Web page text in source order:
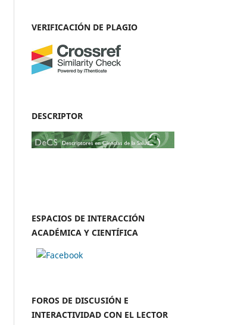
VERIFICACIÓN DE PLAGIO
DESCRIPTOR
ESPACIOS DE INTERACCIÓN
ACADÉMICA Y CIENTÍFICA
FOROS DE DISCUSIÓN E
INTERACTIVIDAD CON EL LECTOR